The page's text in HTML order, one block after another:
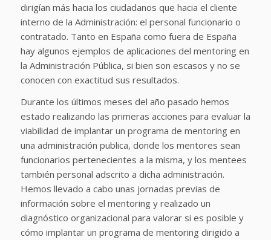
dirigían más hacia los ciudadanos que hacia el cliente
interno de la Administración: el personal funcionario o
contratado. Tanto en España como fuera de España
hay algunos ejemplos de aplicaciones del mentoring en
la Administración Pública, si bien son escasos y no se
conocen con exactitud sus resultados.
Durante los últimos meses del año pasado hemos
estado realizando las primeras acciones para evaluar la
viabilidad de implantar un programa de mentoring en
una administración publica, donde los mentores sean
funcionarios pertenecientes a la misma, y los mentees
también personal adscrito a dicha administración.
Hemos llevado a cabo unas jornadas previas de
información sobre el mentoring y realizado un
diagnóstico organizacional para valorar si es posible y
cómo implantar un programa de mentoring dirigido a